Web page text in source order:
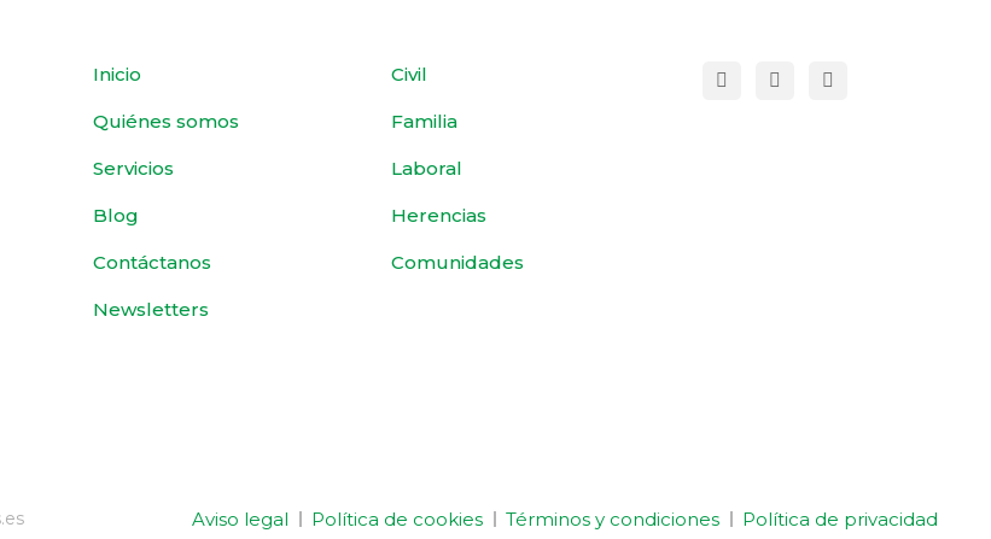
Inicio
Quiénes somos
Servicios
Blog
Contáctanos
Newsletters
Civil
Familia
Laboral
Herencias
Comunidades
Aviso legal Política de cookies Términos y condiciones Política de privacidad